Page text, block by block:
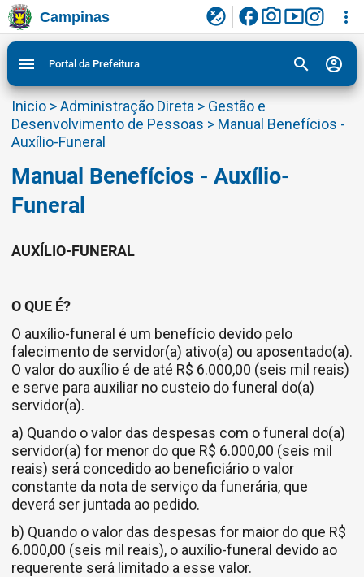
Ir para conteudo
Ir para menu do site da Prefeitura de Campinas 2
Ligar/Desligar contraste visual de tela para
acessibilidade
3
Campinas flaky facebookphoto_camerasmart_display more_vert
menu Portal da Prefeitura search account_circle
Inicio>Administração Direta > Gestão e
Desenvolvimento de Pessoas > Manual Benefícios -
Auxílio-Funeral
Manual Benefícios - Auxílio-
Funeral
AUXÍLIO-FUNERAL
O QUE É?
O auxílio-funeral é um benefício devido pelo
falecimento de servidor(a) ativo(a) ou aposentado(a).
O valor do auxílio é de até R$ 6.000,00 (seis mil reais)
e serve para auxiliar no custeio do funeral do(a)
servidor(a).
a) Quando o valor das despesas com o funeral do(a)
servidor(a) for menor do que R$ 6.000,00 (seis mil
reais) será concedido ao beneficiário o valor
constante da nota de serviço da funerária, que
deverá ser juntada ao pedido.
b) Quando o valor das despesas for maior do que R$
6.000,00 (seis mil reais), o auxílio-funeral devido ao
requerente será limitado a esse valor.